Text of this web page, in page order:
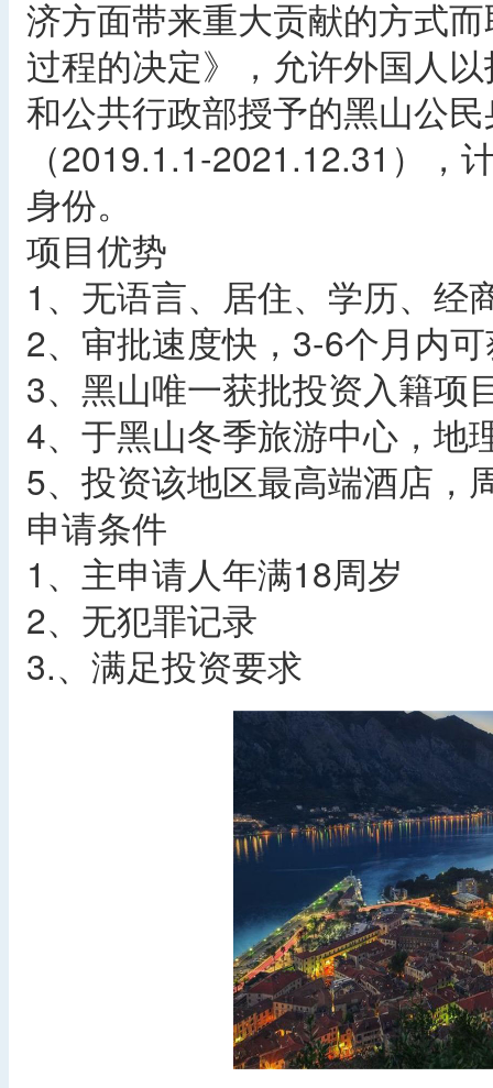
济方面带来重大贡献的方式
过程的决定》，允许外国人
和公共行政部授予的黑山公
（2019.1.1-2021.12.31），
身份。
项目优势
1、无语言、居住、学历、经
2、审批速度快，3-6个月内
3、黑山唯一获批投资入籍项
4、于黑山冬季旅游中心，地
5、投资该地区最高端酒店，
申请条件
1、主申请人年满18周岁
2、无犯罪记录
3.、满足投资要求